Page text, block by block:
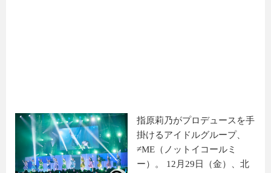
指原莉乃がプロデュースを手
掛けるアイドルグループ、
≠ME（ノットイコールミ
ー）。 12月29日（金）、北